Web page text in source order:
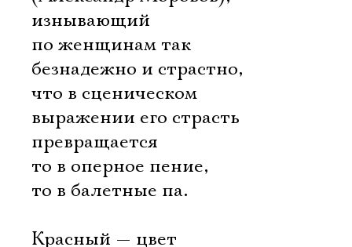
изнывающий
по женщинам так
безнадежно и страстно,
что в сценическом
выражении его страсть
превращается
то в оперное пение,
то в балетные па.
Красный — цвет